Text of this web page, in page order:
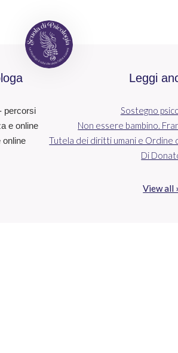
percorsi
e online
online
Leggi
Sostegno
Non essere bambino.
Tutela dei diritti umani e Ordine
Di
View all